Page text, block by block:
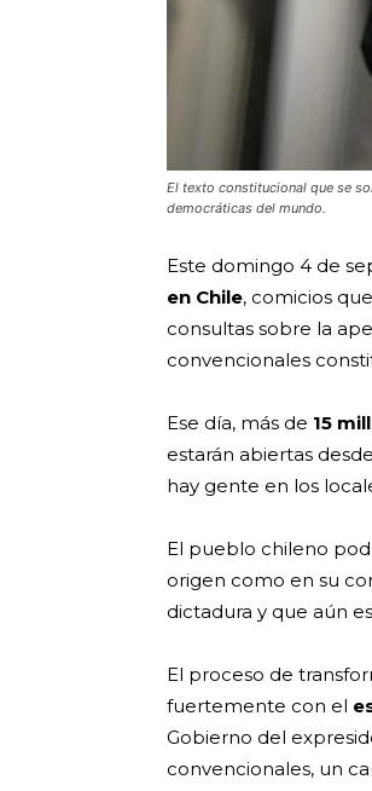
El texto constitucional que se
democráticas del mundo.
Este domingo 4 de
en Chile, comicios
consultas sobre la
convencionales
Ese día, más de 15
estarán abiertas
hay gente en los
El pueblo chileno
origen como en su
dictadura y que aún
El proceso de
fuertemente con el
Gobierno del
convencionales, un